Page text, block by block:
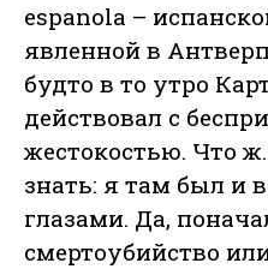
espanola –
явленной в
будто в то утро
действовал с
жестокостью. Что
знать: я там был и
глазами. Да,
смертоубийство